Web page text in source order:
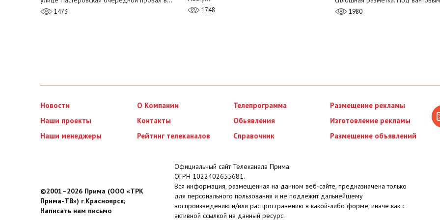
1473 1748 1980
Новости
Наши проекты
Наши менеджеры
О Компании
Контакты
Рейтинг телеканалов
Телепрограмма
Обьявления
Справочник
Размещение рекламы
Изготовление рекламы
Размещение объявлений
©2001–2026 Прима (ООО «ТРК
Прима-ТВ») г.Красноярск;
Написать нам письмо
Официальный сайт Телеканала Прима.
ОГРН 1022402655681.
Вся информация, размещенная на данном веб-сайте, предназначена только
для персонального пользования и не подлежит дальнейшему
воспроизведению и/или распространению в какой-либо форме, иначе как с
активной ссылкой на данный ресурс.